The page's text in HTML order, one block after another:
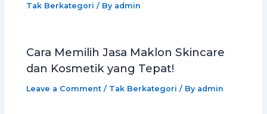
Tak Berkategori / By admin
Cara Memilih Jasa Maklon Skincare
dan Kosmetik yang Tepat!
Leave a Comment / Tak Berkategori / By admin